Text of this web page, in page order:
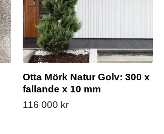
Otta Mörk Natur Golv: 300 x
fallande x 10 mm
116 000 kr